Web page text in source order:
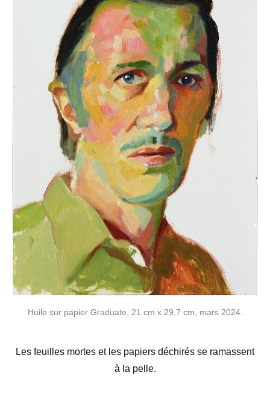
Huile sur papier Graduate, 21 cm x 29,7 cm, mars 2024.
Les feuilles mortes et les papiers déchirés se ramassent
à la pelle.